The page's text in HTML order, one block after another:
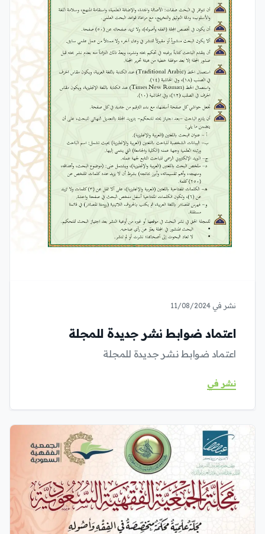
نشر في 11/08/2024
اعتماد ضوابط نشر جديدة للمجلة
اعتماد ضوابط نشر جديدة للمجلة
نشر في